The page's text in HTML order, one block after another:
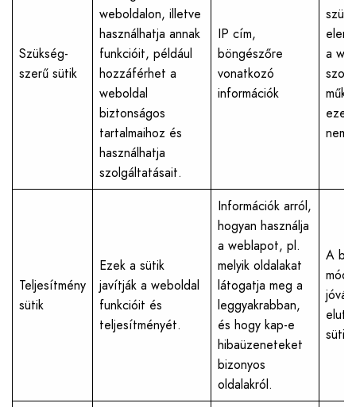
Szükség-
szerű sütik
weboldalon, illetve
használhatja annak
funkcióit, például
hozzáférhet a
weboldal
biztonságos
tartalmaihoz és
használhatja
szolgáltatásait.
IP cím,
böngészőre
vonatkozó
információk
a
nem
Teljesítmény
sütik
Ezek a sütik
javítják a weboldal
funkcióit és
teljesítményét.
Információk arról,
hogyan használja
a weblapot, pl.
melyik oldalakat
látogatja meg a
leggyakrabban,
és hogy kap-e
hibaüzeneteket
bizonyos
oldalakról.
A